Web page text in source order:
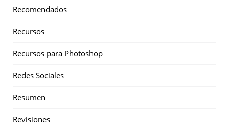
Recomendados
Recursos
Recursos para Photoshop
Redes Sociales
Resumen
Revisiones